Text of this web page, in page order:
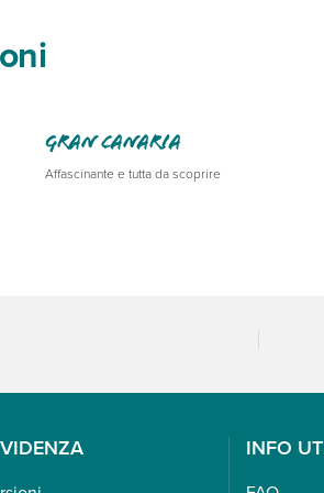
Gran Canaria
Affascinante e tutta da scoprire
INFO